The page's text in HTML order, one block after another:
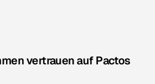
vertrauen auf Pactos